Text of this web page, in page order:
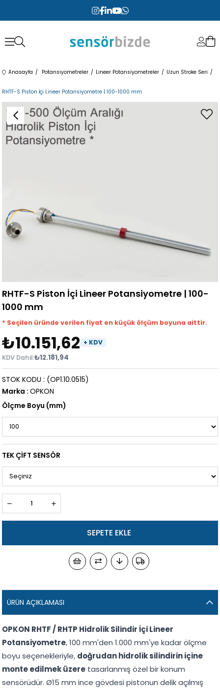
Anasayfa Potansiyometreler Lineer Potansiyometreler Uzun Stroke Seri
RHTF-S Piston İçi Lineer Potansiyometre | 100-1000 mm
RHTF-S Piston İçi Lineer Potansiyometre | 100-
1000 mm
* Seçilen üründe verilen fiyat en küçük ölçüm boyuna aittir.
₺10.151,62
₺12.181,94
(OP1.10.0515)
STOK KODU
Marka : OPKON
Ölçme Boyu (mm)
TEK ÇİFT SENSÖR
ÜRÜN AÇIKLAMASI
OPKON RHTF / RHTP Hidrolik Silindir İçi Lineer
Potansiyometre, 100 mm'den 1.000 mm'ye kadar ölçme
boyu seçenekleriyle, doğrudan hidrolik silindirin içine
monte edilmek üzere tasarlanmış özel bir konum
sensörüdür. Ø15 mm ince gövdesi pistonun delik açılmış